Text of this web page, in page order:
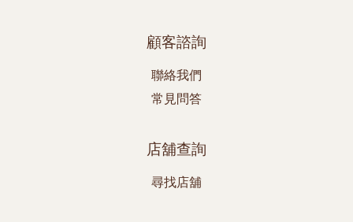
顧客諮詢
聯絡我們
常見問答
店舖查詢
尋找店舖